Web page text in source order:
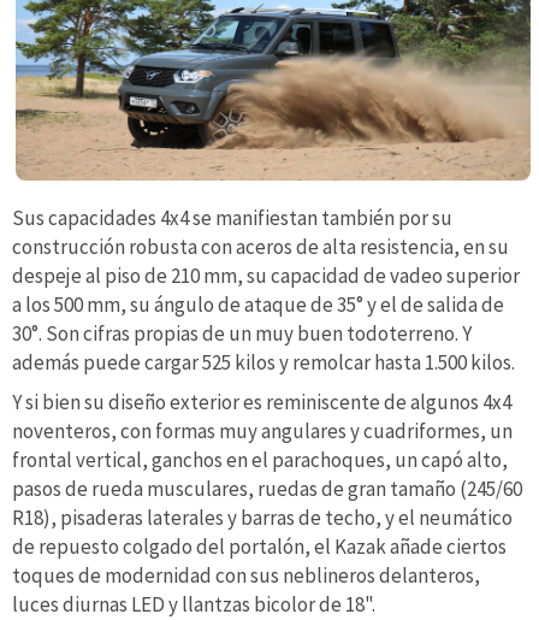
Sus capacidades 4x4 se manifiestan también por su
construcción robusta con aceros de alta resistencia, en su
despeje al piso de 210 mm, su capacidad de vadeo superior
a los 500 mm, su ángulo de ataque de 35° y el de salida de
30°. Son cifras propias de un muy buen todoterreno. Y
además puede cargar 525 kilos y remolcar hasta 1.500 kilos.
Y si bien su diseño exterior es reminiscente de algunos 4x4
noventeros, con formas muy angulares y cuadriformes, un
frontal vertical, ganchos en el parachoques, un capó alto,
pasos de rueda musculares, ruedas de gran tamaño (245/60
R18), pisaderas laterales y barras de techo, y el neumático
de repuesto colgado del portalón, el Kazak añade ciertos
toques de modernidad con sus neblineros delanteros,
luces diurnas LED y llantzas bicolor de 18".